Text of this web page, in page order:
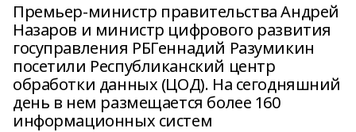
Премьер-министр правительства Андрей
Назаров и министр цифрового развития
госуправления РБГеннадий Разумикин
посетили Республиканский центр
обработки данных (ЦОД). На сегодняшний
день в нем размещается более 160
информационных систем